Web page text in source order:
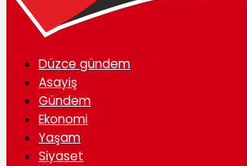
Düzce gündem
Asayiş
Gündem
Ekonomi
Yaşam
Siyaset